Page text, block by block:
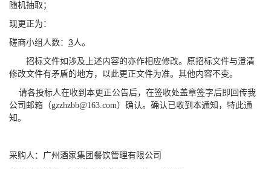
随机抽取；
现更正为：
磋商小组人数： 3人。
招标文件如涉及上述内容的亦作相应修改。原招标文件与澄清
修改文件有矛盾的地方，以此更正文件为准。其他内容不变。
请各投标人在收到本更正公告后，在签收处盖章签字后即回传我
公司邮箱（gzzhzbb@163.com）确认。确认已收到本通知，特此通
知。
采购人： 广州酒家集团餐饮管理有限公司